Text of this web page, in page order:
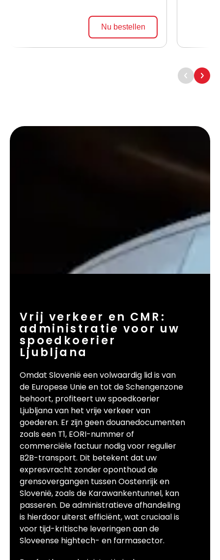
Nu bestellen
Vrij verkeer en CMR:
administratie voor uw
spoedkoerier
Ljubljana
Omdat Slovenië een volwaardig lid is van
de Europese Unie en tot de Schengenzone
behoort, profiteert uw spoedkoerier
Ljubljana van het vrije verkeer van
goederen. Er zijn geen douanedocumenten
zoals een T1, EORI-nummer of
commerciële factuur nodig voor regulier
B2B-transport. Dit betekent dat uw
expresvracht zonder oponthoud de
grensovergangen tussen Oostenrijk en
Slovenië, zoals de Karawankentunnel, kan
passeren. De administratieve afhandeling
is hierdoor uiterst efficiënt, wat cruciaal is
voor tijd-kritische leveringen aan de
Sloveense hightech- en farmasector.